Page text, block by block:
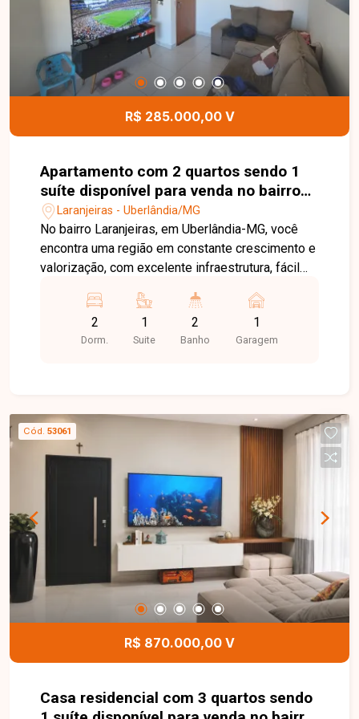
localização estratégica e de fácil acesso. Entre
em contato e agende sua visita!
R$ 285.000,00 V
Apartamento com 2 quartos sendo 1
suíte disponível para venda no bairro
Laranjeiras em Uberlândia-MG
Laranjeiras - Uberlândia/MG
No bairro Laranjeiras, em Uberlândia-MG, você
encontra uma região em constante crescimento e
valorização, com excelente infraestrutura, fácil
proximidade com supermercados, escolas,
farmácias e diversos comércios, proporcionando
praticidade e qualidade de vida. Apartamento
área de serviço e 1 vaga de garagem. Os
ambientes são bem distribuídos, oferecendo
conforto e funcionalidade para o dia a dia. O
condomínio dispõe de portaria 24 horas,
elevador, salão de festas com churrasqueira,
além de água e gás canalizado já inclusos na taxa
condominial, proporcionando mais segurança,
comodidade e economia para os moradores. Uma
excelente oportunidade para quem busca um
apartamento moderno, bem localizado e com
condomínio completo em uma das regiões que
mais crescem em Uberlândia. Entre em contato e
agende sua visita!
2
Dorm.
1
Suite
2
Banho
1
Garagem
Cód. 53061
R$ 870.000,00 V
Casa residencial com 3 quartos sendo